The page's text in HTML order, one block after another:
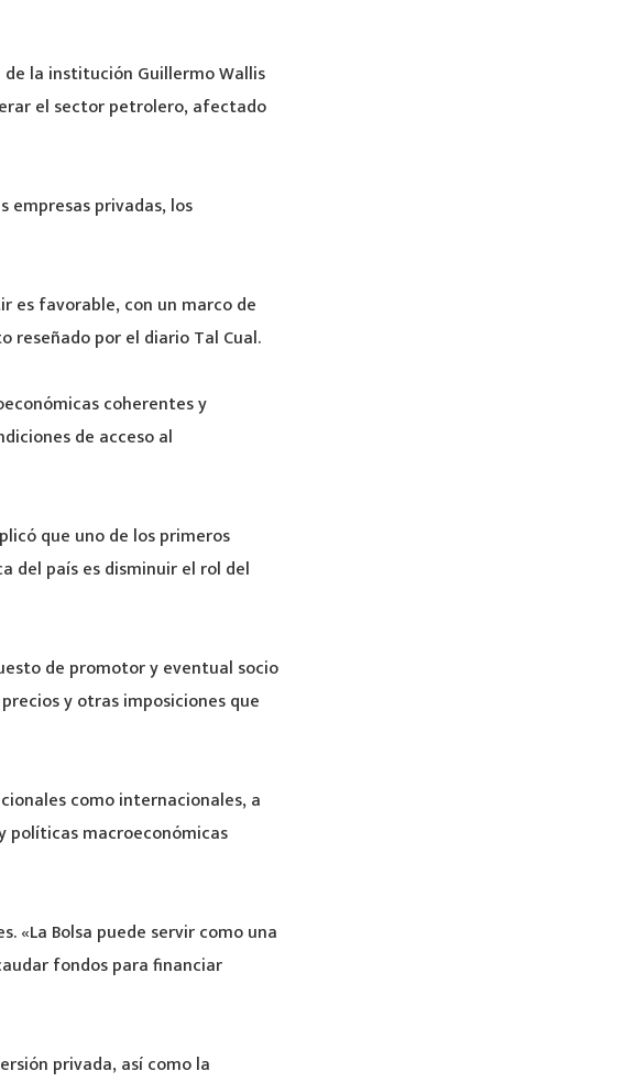
la institución Guillermo Wallis
el sector petrolero, afectado
empresas privadas, los
es favorable, con un marco de
por el diario Tal Cual.
coherentes y
de acceso al
que uno de los primeros
del país es disminuir el rol del
de promotor y eventual socio
y otras imposiciones que
como internacionales, a
políticas macroeconómicas
«La Bolsa puede servir como una
fondos para financiar
privada, así como la